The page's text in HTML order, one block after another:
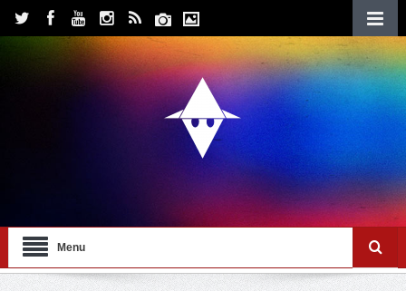
Menu